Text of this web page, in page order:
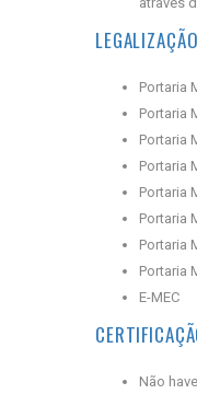
LEGALIZAÇÃO
Portaria
Portaria
Portaria
Portaria
Portaria
Portaria
Portaria
Portaria
E-MEC
Não